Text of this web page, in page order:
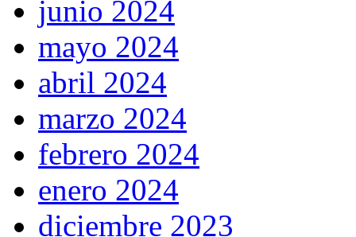
junio 2024
mayo 2024
abril 2024
marzo 2024
febrero 2024
enero 2024
diciembre 2023